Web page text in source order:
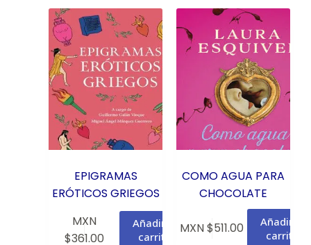
EPIGRAMAS
ERÓTICOS GRIEGOS
MXN
$361.00
Añadir al
carrito
COMO AGUA PARA
CHOCOLATE
MXN $511.00
Añadir al
carrito